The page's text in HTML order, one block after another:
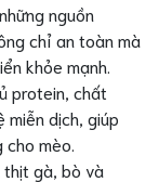
nguồn
chỉ an toàn mà
khỏe mạnh.
protein, chất
dịch, giúp
mèo.
thịt gà, bò và